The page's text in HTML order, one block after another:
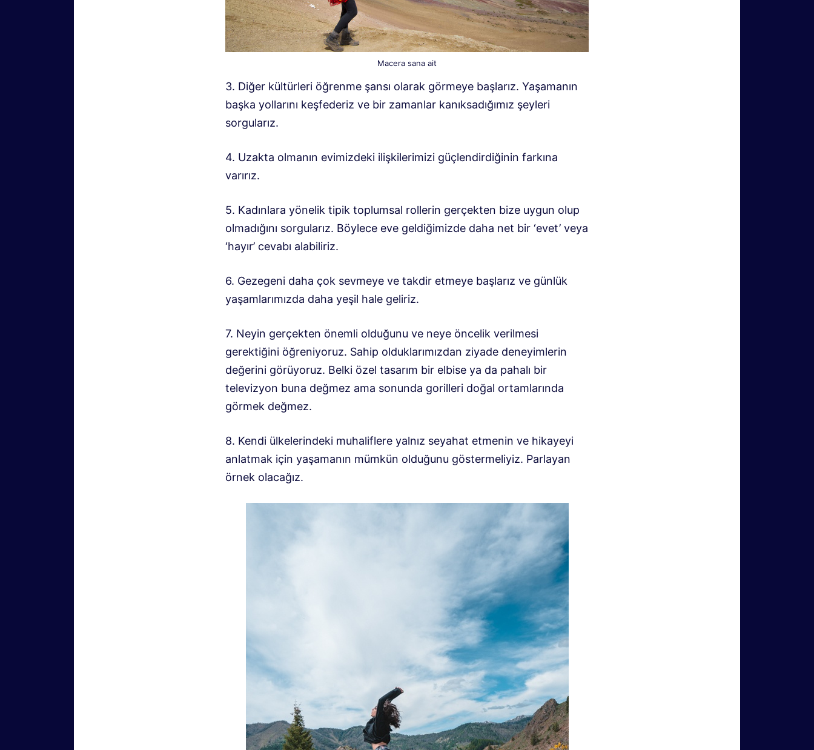
Macera sana ait
3. Diğer kültürleri öğrenme şansı olarak görmeye başlarız. Yaşamanın
başka yollarını keşfederiz ve bir zamanlar kanıksadığımız şeyleri
sorgularız.
4. Uzakta olmanın evimizdeki ilişkilerimizi güçlendirdiğinin farkına
varırız.
5. Kadınlara yönelik tipik toplumsal rollerin gerçekten bize uygun olup
olmadığını sorgularız. Böylece eve geldiğimizde daha net bir ‘evet’ veya
‘hayır’ cevabı alabiliriz.
6. Gezegeni daha çok sevmeye ve takdir etmeye başlarız ve günlük
yaşamlarımızda daha yeşil hale geliriz.
7. Neyin gerçekten önemli olduğunu ve neye öncelik verilmesi
gerektiğini öğreniyoruz. Sahip olduklarımızdan ziyade deneyimlerin
değerini görüyoruz. Belki özel tasarım bir elbise ya da pahalı bir
televizyon buna değmez ama sonunda gorilleri doğal ortamlarında
görmek değmez.
8. Kendi ülkelerindeki muhaliflere yalnız seyahat etmenin ve hikayeyi
anlatmak için yaşamanın mümkün olduğunu göstermeliyiz. Parlayan
örnek olacağız.